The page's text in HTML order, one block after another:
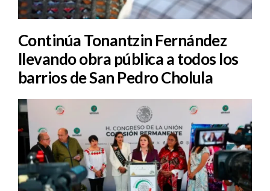
Continúa Tonantzin Fernández
llevando obra pública a todos los
barrios de San Pedro Cholula